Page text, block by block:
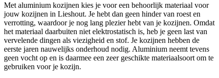
Met aluminium kozijnen kies je voor een behoorlijk materiaal voor
jouw kozijnen in Lieshout. Je hebt dan geen hinder van roest en
verrotting, waardoor je nog lang plezier hebt van je kozijnen. Omdat
het materiaal daarbuiten niet elektrostatisch is, heb je geen last van
vervelende dingen als viezigheid en stof. Je kozijnen hebben de
eerste jaren nauwelijks onderhoud nodig. Aluminium neemt tevens
geen vocht op en is daarmee een zeer geschikte materiaalsoort om te
gebruiken voor je kozijn.